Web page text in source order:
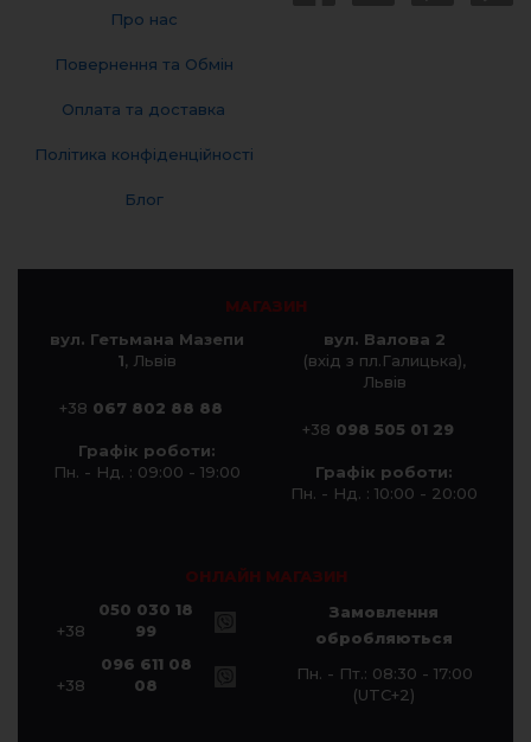
Про нас
Повернення та Обмін
Оплата та доставка
Політика конфіденційності
Блог
МАГАЗИН
вул. Гетьмана Мазепи
1, Львів
+38 067 802 88 88
Графік роботи:
Пн. - Нд. : 09:00 - 19:00
вул. Валова 2
(вхід з пл.Галицька),
Львів
+38 098 505 01 29
Графік роботи:
Пн. - Нд. : 10:00 - 20:00
ОНЛАЙН МАГАЗИН
+38
050 030 18
99
+38
096 611 08
08
Замовлення
обробляються
Пн. - Пт.: 08:30 - 17:00
(UTC+2)